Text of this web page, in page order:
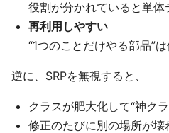
役割が分かれていると単体
再利用しやすい
“1つのことだけやる部品”は
逆に、SRPを無視すると、
クラスが肥大化して“神ク
修正のたびに別の場所が壊